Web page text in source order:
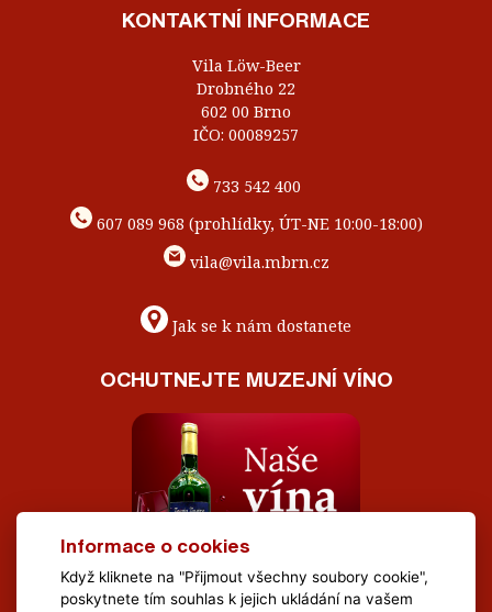
KONTAKTNÍ INFORMACE
Vila Löw-Beer
Drobného 22
602 00 Brno
IČO: 00089257
733 542 400
607 089 968 (prohlídky, ÚT-NE 10:00-18:00)
vila@vila.mbrn.cz
Jak se k nám dostanete
OCHUTNEJTE MUZEJNÍ VÍNO
Informace o cookies
Když kliknete na "Přijmout všechny soubory cookie",
poskytnete tím souhlas k jejich ukládání na vašem